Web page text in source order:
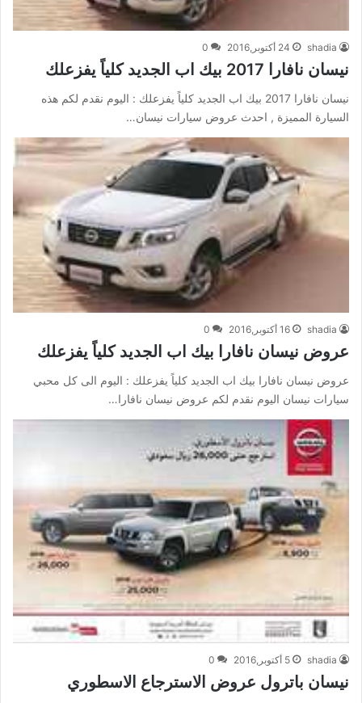
shadia 24 أكتوبر,2016 0
نيسان نافارا 2017 بيك اب الجديد كلياً يفزعلك
نيسان نافارا 2017 بيك اب الجديد كلياً يفزعلك : اليوم نقدم لكم هذه
السيارة المميزة , احدث عروض سيارات نيسان…
shadia 16 أكتوبر,2016 0
عروض نيسان نافارا بيك اب الجديد كلياً يفزعلك
عروض نيسان نافارا بيك اب الجديد كلياً يفزعلك : اليوم الى كل محبي
سيارات نيسان اليوم نقدم لكم عروض نيسان نافارا…
shadia 5 أكتوبر,2016 0
نيسان باترول عروض الاسترجاع الاسطوري